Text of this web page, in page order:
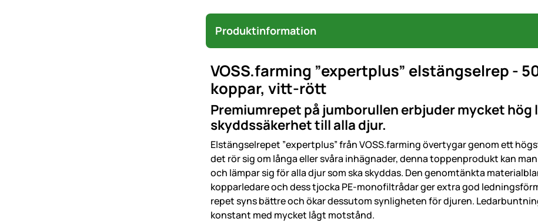
Produktinformation
VOSS.farming ”expertplus” elstängselrep -
koppar, vitt-rött
Premiumrepet på jumborullen erbjuder mycket
skyddssäkerhet till alla djur.
Elstängselrepet ”expertplus” från VOSS.farming övertygar genom ett
det rör sig om långa eller svåra inhägnader, denna toppenprodukt kan
och lämpar sig för alla djur som ska skyddas. Den genomtänkta
kopparledare och dess tjocka PE-monofiltrådar ger extra god
repet syns bättre och ökar dessutom synligheten för djuren.
konstant med mycket lågt motstånd.